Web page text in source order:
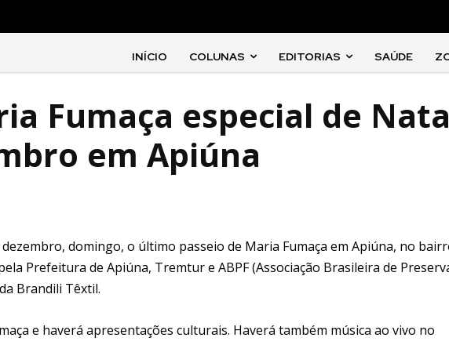
INÍCIO COLUNAS EDITORIAS SAÚDE
Fumaça especial de
em Apiúna
domingo, o último passeio de Maria Fumaça em Apiúna, no
Prefeitura de Apiúna, Tremtur e ABPF (Associação Brasileira de
Brandili Têxtil.
e haverá apresentações culturais. Haverá também música ao vivo no